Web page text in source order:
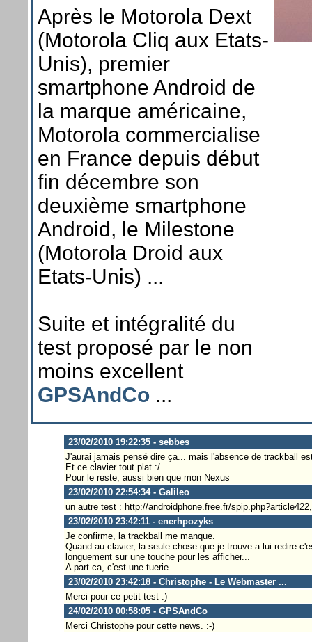
Après le Motorola Dext
(Motorola Cliq aux Etats-
Unis), premier
smartphone Android de
la marque américaine,
Motorola commercialise
en France depuis début
fin décembre son
deuxième smartphone
Android, le Milestone
(Motorola Droid aux
Etats-Unis) ...
Suite et intégralité du
test proposé par le non
moins excellent
GPSAndCo ...
23/02/2010 19:22:35 - sebbes
J'aurai jamais pensé dire ça... mais l'absence de trackball
Et ce clavier tout plat :/
Pour le reste, aussi bien que mon Nexus
23/02/2010 22:54:34 - Galileo
un autre test : http://androidphone.free.fr/
23/02/2010 23:42:11 - enerhpozyks
Je confirme, la trackball me manque.
Quand au clavier, la seule chose que je trouve a lui redire
longuement sur une touche pour les afficher...
A part ca, c'est une tuerie.
23/02/2010 23:42:18 - Christophe - Le Webmaster ...
Merci pour ce petit test :)
24/02/2010 00:58:05 - GPSAndCo
Merci Christophe pour cette news. :-)